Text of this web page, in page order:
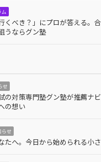
ム
くべき？」にプロが答える。
うならグン塾
せ
の対策専門塾グン塾が推薦ナ
の想い
らせ
たへ。今日から始められる小